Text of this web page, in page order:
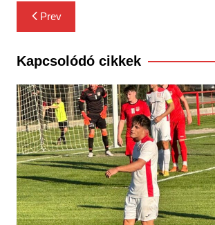
Bejegyzés
navigáció
Prev
Kapcsolódó cikkek